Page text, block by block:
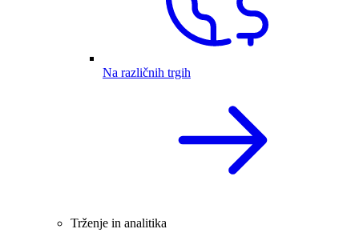
Na različnih trgih
Trženje in analitika